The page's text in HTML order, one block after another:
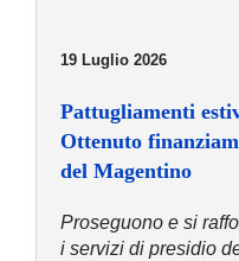
19 Luglio 2026
Pattugliamenti
Ottenuto
del Magentino
Proseguono e si
i servizi di presidio